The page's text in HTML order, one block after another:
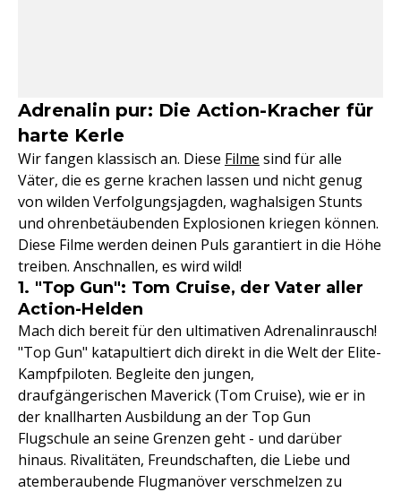
Adrenalin pur: Die Action-Kracher für
harte Kerle
Wir fangen klassisch an. Diese Filme sind für alle
Väter, die es gerne krachen lassen und nicht genug
von wilden Verfolgungsjagden, waghalsigen Stunts
und ohrenbetäubenden Explosionen kriegen können.
Diese Filme werden deinen Puls garantiert in die Höhe
treiben. Anschnallen, es wird wild!
1. "Top Gun": Tom Cruise, der Vater aller
Action-Helden
Mach dich bereit für den ultimativen Adrenalinrausch!
"Top Gun" katapultiert dich direkt in die Welt der Elite-
Kampfpiloten. Begleite den jungen,
draufgängerischen Maverick (Tom Cruise), wie er in
der knallharten Ausbildung an der Top Gun
Flugschule an seine Grenzen geht - und darüber
hinaus. Rivalitäten, Freundschaften, die Liebe und
atemberaubende Flugmanöver verschmelzen zu